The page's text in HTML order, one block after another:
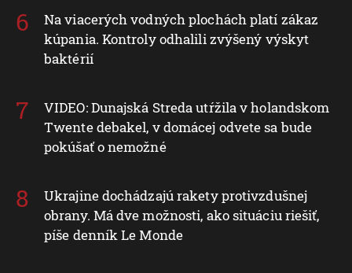
Na viacerých vodných plochách platí zákaz
kúpania. Kontroly odhalili zvýšený výskyt
baktérií
VIDEO: Dunajská Streda utŕžila v holandskom
Twente debakel, v domácej odvete sa bude
pokúšať o nemožné
Ukrajine dochádzajú rakety protivzdušnej
obrany. Má dve možnosti, ako situáciu riešiť,
píše denník Le Monde